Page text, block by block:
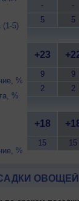
(1-5)
%
%
%
-
5
-
5
+23
9
2
9
2
+18
15 15
ОВОЩЕЙ